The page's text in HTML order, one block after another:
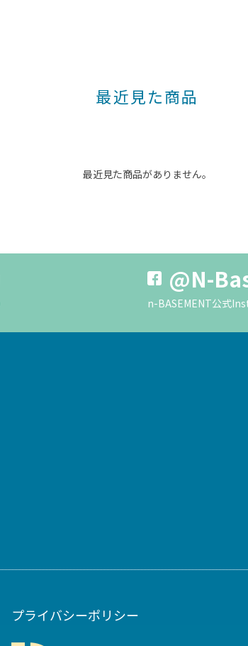
最近見た商品
最近見た商品がありません。
@N-
n-BASEMENT公式
プライバシーポリシー